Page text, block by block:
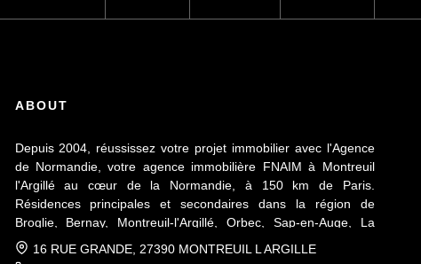
ABOUT
Depuis 2004, réussissez votre projet immobilier avec l'Agence
de Normandie, votre agence immobilière FNAIM à Montreuil
l'Argillé au cœur de la Normandie, à 150 km de Paris.
Résidences principales et secondaires dans la région de
Broglie, Bernay, Montreuil-l'Argillé, Orbec, Sap-en-Auge, La
Ferté-en-Ouche, Mesnil-en-Ouche, Vallée de la Charentonne.
16 RUE GRANDE, 27390 MONTREUIL L ARGILLE